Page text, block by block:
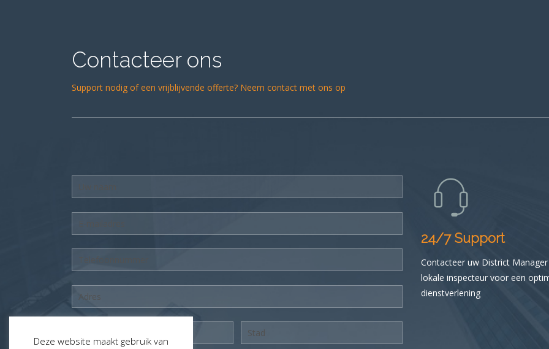
Contacteer ons
Support nodig of een vrijblijvende offerte? Neem contact met ons op
24/7 Support
Contacteer uw District
lokale inspecteur voor een
dienstverlening
Deze website maakt gebruik van